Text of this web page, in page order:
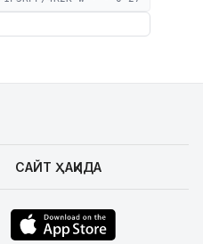
САЙТ ҲАҚИДА